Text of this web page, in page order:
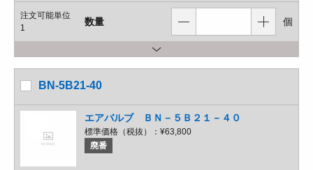
注文可能単位
1
数量 個
BN-5B21-40
エアバルブ ＢＮ－５Ｂ２１－４０
標準価格（税抜）： ¥63,800
廃番